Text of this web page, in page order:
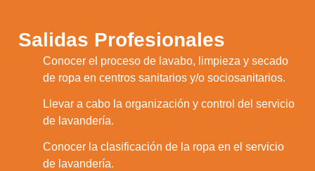
Salidas Profesionales
Conocer el proceso de lavabo, limpieza y secado
de ropa en centros sanitarios y/o sociosanitarios.
Llevar a cabo la organización y control del servicio
de lavandería.
Conocer la clasificación de la ropa en el servicio
de lavandería.